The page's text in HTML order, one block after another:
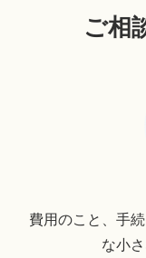
ご相
費用のこと、手
な小